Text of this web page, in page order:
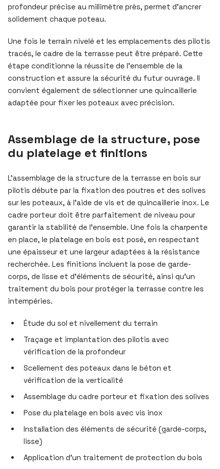
profondeur précise au millimètre près, permet d’ancrer
solidement chaque poteau.
Une fois le terrain nivelé et les emplacements des pilotis
tracés, le cadre de la terrasse peut être préparé. Cette
étape conditionne la réussite de l’ensemble de la
construction et assure la sécurité du futur ouvrage. Il
convient également de sélectionner une quincaillerie
adaptée pour fixer les poteaux avec précision.
Assemblage de la structure, pose
du platelage et finitions
L’assemblage de la structure de la terrasse en bois sur
pilotis débute par la fixation des poutres et des solives
sur les poteaux, à l’aide de vis et de quincaillerie inox. Le
cadre porteur doit être parfaitement de niveau pour
garantir la stabilité de l’ensemble. Une fois la charpente
en place, le platelage en bois est posé, en respectant
une épaisseur et une largeur adaptées à la résistance
recherchée. Les finitions incluent la pose de garde-
corps, de lisse et d’éléments de sécurité, ainsi qu’un
traitement du bois pour protéger la terrasse contre les
intempéries.
Étude du sol et nivellement du terrain
Traçage et implantation des pilotis avec
vérification de la profondeur
Scellement des poteaux dans le béton et
vérification de la verticalité
Assemblage du cadre porteur et fixation des solives
Pose du platelage en bois avec vis inox
Installation des éléments de sécurité (garde-corps,
lisse)
Application d’un traitement de protection du bois